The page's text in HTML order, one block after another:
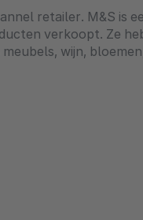
retailer. M&S is
verkoopt. Ze
wijn,